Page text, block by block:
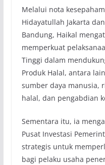
Melalui nota
Hidayatullah Jakarta
Bandung, Haikal
memperkuat
Tinggi dalam
Produk Halal, antara
sumber daya manusia,
halal, dan pengabdian
Sementara itu, ia
Pusat Investasi
strategis untuk
bagi pelaku usaha